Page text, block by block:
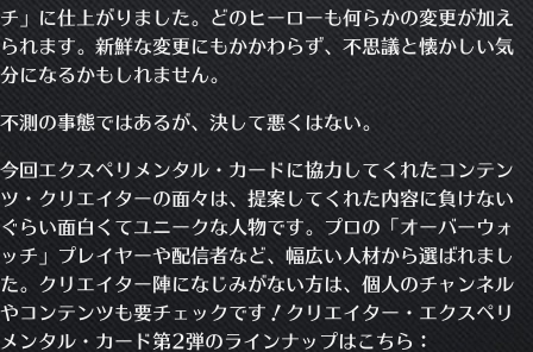
チ」に仕上がりました。どのヒーローも何らかの変更が加え
られます。新鮮な変更にもかかわらず、不思議と懐かしい気
分になるかもしれません。
不測の事態ではあるが、決して悪くはない。
今回エクスペリメンタル・カードに協力してくれたコンテン
ツ・クリエイターの面々は、提案してくれた内容に負けない
ぐらい面白くてユニークな人物です。プロの「オーバーウォ
ッチ」プレイヤーや配信者など、幅広い人材から選ばれまし
た。クリエイター陣になじみがない方は、個人のチャンネル
やコンテンツも要チェックです！クリエイター・エクスペリ
メンタル・カード第2弾のラインナップはこちら：